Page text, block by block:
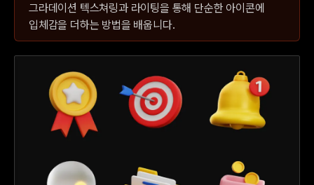
그라데이션 텍스쳐링과 라이팅을 통해 단순한 아이콘에
입체감을 더하는 방법을 배웁니다.